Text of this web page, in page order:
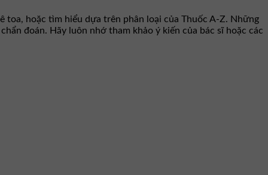
hoặc tìm hiểu dựa trên phân loại của Thuốc A-Z. Những
đoán. Hãy luôn nhớ tham khảo ý kiến của bác sĩ hoặc các